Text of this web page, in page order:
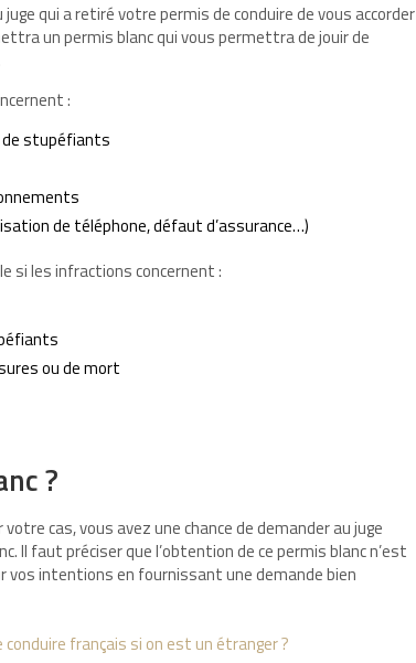
qui a retiré votre permis de conduire de vous accorder
un permis blanc qui vous permettra de jouir de
:
de stupéfiants
de téléphone, défaut d’assurance…)
si les infractions concernent :
ou de mort
?
cas, vous avez une chance de demander au juge
Il faut préciser que l’obtention de ce permis blanc n’est
vos intentions en fournissant une demande bien
français si on est un étranger ?